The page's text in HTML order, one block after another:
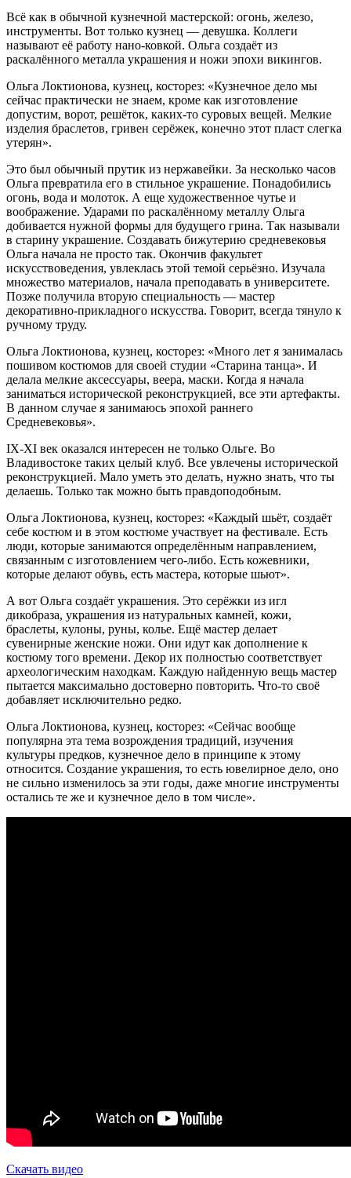
Всё как в обычной кузнечной мастерской: огонь, железо,
инструменты. Вот только кузнец — девушка. Коллеги
называют её работу нано-ковкой. Ольга создаёт из
раскалённого металла украшения и ножи эпохи викингов.
Ольга Локтионова, кузнец, косторез: «Кузнечное дело мы
сейчас практически не знаем, кроме как изготовление
допустим, ворот, решёток, каких-то суровых вещей. Мелкие
изделия браслетов, гривен серёжек, конечно этот пласт слегка
утерян».
Это был обычный прутик из нержавейки. За несколько часов
Ольга превратила его в стильное украшение. Понадобились
огонь, вода и молоток. А еще художественное чутье и
воображение. Ударами по раскалённому металлу Ольга
добивается нужной формы для будущего грина. Так называли
в старину украшение. Создавать бижутерию средневековья
Ольга начала не просто так. Окончив факультет
искусствоведения, увлеклась этой темой серьёзно. Изучала
множество материалов, начала преподавать в университете.
Позже получила вторую специальность — мастер
декоративно-прикладного искусства. Говорит, всегда тянуло к
ручному труду.
Ольга Локтионова, кузнец, косторез: «Много лет я занималась
пошивом костюмов для своей студии «Старина танца». И
делала мелкие аксессуары, веера, маски. Когда я начала
заниматься исторической реконструкцией, все эти артефакты.
В данном случае я занимаюсь эпохой раннего
Средневековья».
IX-XI век оказался интересен не только Ольге. Во
Владивостоке таких целый клуб. Все увлечены исторической
реконструкцией. Мало уметь это делать, нужно знать, что ты
делаешь. Только так можно быть правдоподобным.
Ольга Локтионова, кузнец, косторез: «Каждый шьёт, создаёт
себе костюм и в этом костюме участвует на фестивале. Есть
люди, которые занимаются определённым направлением,
связанным с изготовлением чего-либо. Есть кожевники,
которые делают обувь, есть мастера, которые шьют».
А вот Ольга создаёт украшения. Это серёжки из игл
дикобраза, украшения из натуральных камней, кожи,
браслеты, кулоны, руны, колье. Ещё мастер делает
сувенирные женские ножи. Они идут как дополнение к
костюму того времени. Декор их полностью соответствует
археологическим находкам. Каждую найденную вещь мастер
пытается максимально достоверно повторить. Что-то своё
добавляет исключительно редко.
Ольга Локтионова, кузнец, косторез: «Сейчас вообще
популярна эта тема возрождения традиций, изучения
культуры предков, кузнечное дело в принципе к этому
относится. Создание украшения, то есть ювелирное дело, оно
не сильно изменилось за эти годы, даже многие инструменты
остались те же и кузнечное дело в том числе».
Скачать видео